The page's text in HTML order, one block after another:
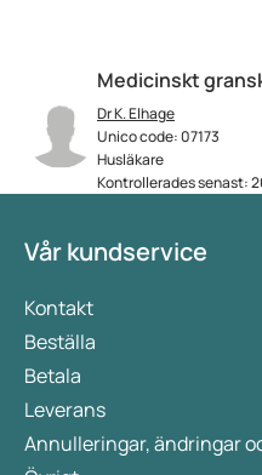
Medicinskt
Dr K. Elhage
Unico code: 07173
Husläkare
Kontrollerades senast:
Vår kundservice
Kontakt
Beställa
Betala
Leverans
Annulleringar, ändringar